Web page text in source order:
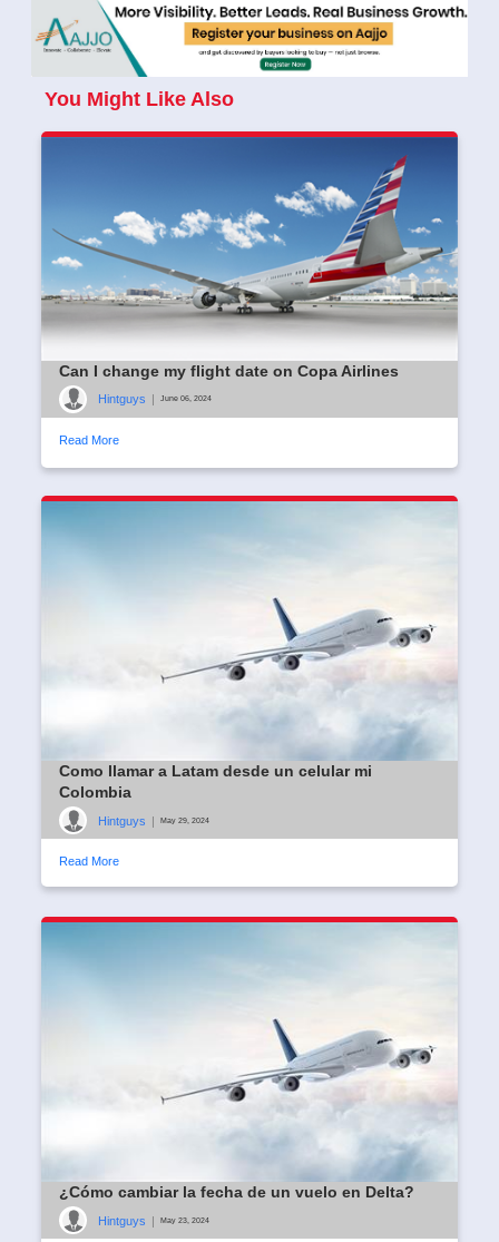
You Might Like Also
Can I change my flight date on Copa Airlines
Hintguys June 06, 2024
Read More
Como llamar a Latam desde un celular mi
Colombia
Hintguys | May 29, 2024
Read More
¿Cómo cambiar la fecha de un vuelo en Delta?
Hintguys | May 23, 2024